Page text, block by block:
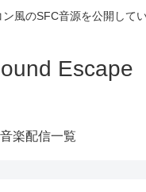
風のSFC音源を公開してい
Escape
音楽配信一覧